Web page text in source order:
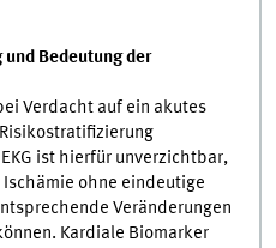
Bedeutung der
Verdacht auf ein akutes
ist hierfür unverzichtbar,
ohne eindeutige
Veränderungen
Kardiale Biomarker